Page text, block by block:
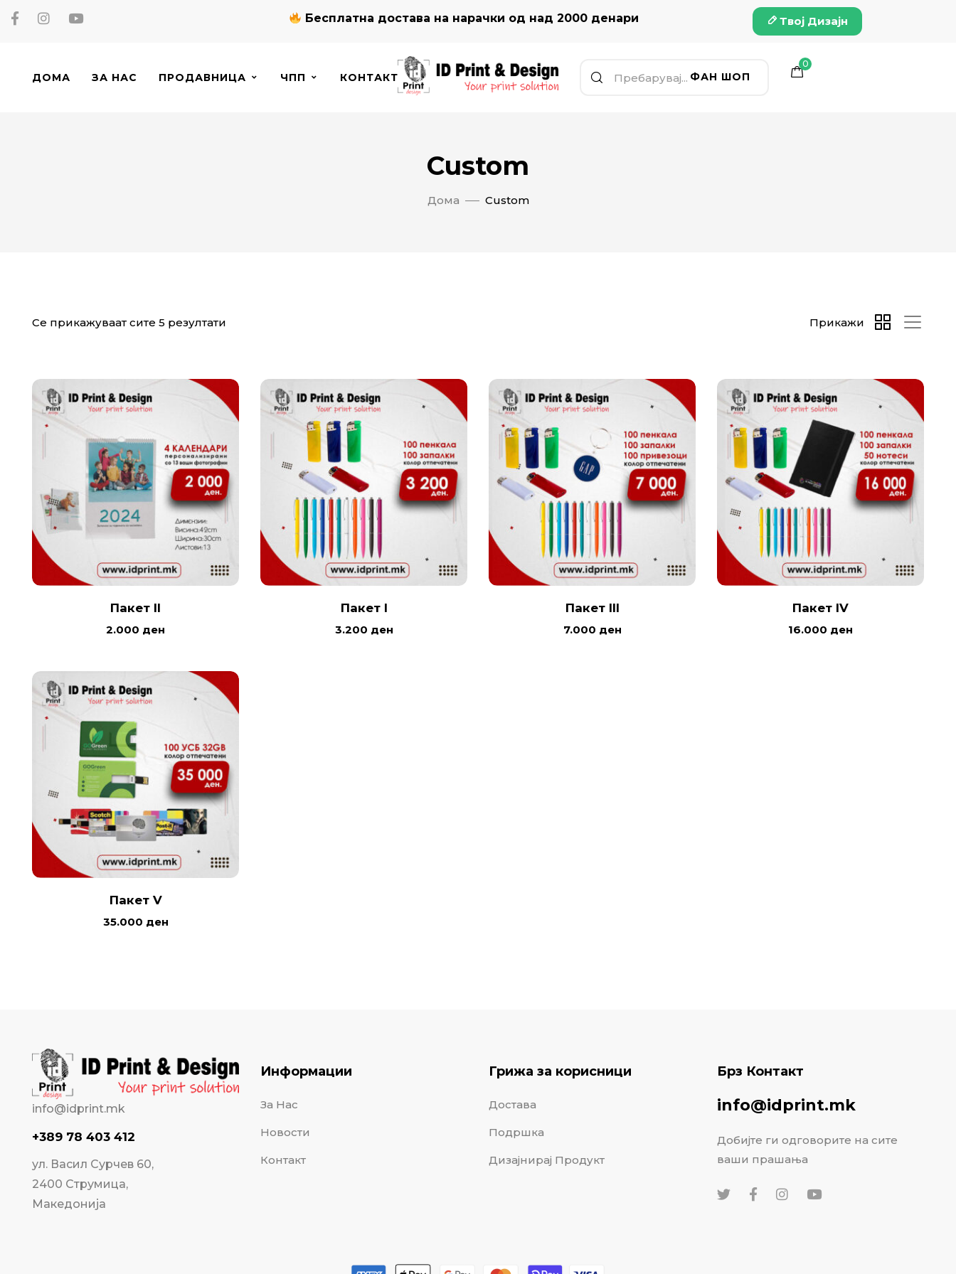
Бесплатна достава на нарачки од над 2000 денари Твој Дизајн
ДОМА ЗА НАС ПРОДАВНИЦА ЧПП КОНТАКТ ФАН ШОП
0
Custom
Дома Custom
Се прикажуваат сите 5 резултати Прикажи
Пакет II
2.000 ден
Пакет I
3.200 ден
Пакет III
7.000 ден
Пакет IV
16.000 ден
Пакет V
35.000 ден
info@idprint.mk
+389 78 403 412
ул. Васил Сурчев 60,
2400 Струмица,
Македонија
Информации
За Нас
Новости
Контакт
Грижа за корисници
Достава
Подршка
Дизајнирај Продукт
Брз Контакт
info@idprint.mk
Добијте ги одговорите на сите
ваши прашања